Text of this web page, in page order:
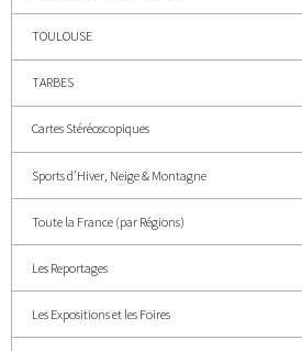
TOULOUSE
TARBES
Cartes Stéréoscopiques
Sports d'Hiver, Neige & Montagne
Toute la France (par Régions)
Les Reportages
Les Expositions et les Foires